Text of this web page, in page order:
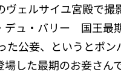
ェルサイユ宮殿で撮
デュ・バリー 国王最
公妾、というとポ
した最期のお妾さん